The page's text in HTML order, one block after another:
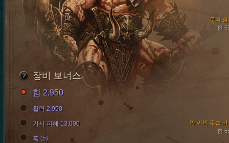
무쇠 심
힘
얀 씨의 주술 바
힘
장비 보너스
힘 2,950
활력 2,950
가시 피해 13,000
홈 (5)